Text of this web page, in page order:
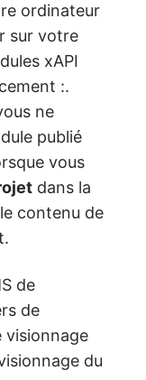
ordinateur
sur votre
xAPI
:.
ne
publié
vous
dans la
contenu de
de
de
du